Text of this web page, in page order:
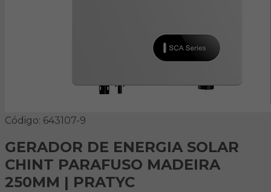
Código: 643107-9
GERADOR DE ENERGIA SOLAR
CHINT PARAFUSO MADEIRA
250MM | PRATYC